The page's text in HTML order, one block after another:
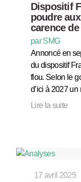
Dispositif
poudre
carence
par SMG
Annoncé en
du dispositif
flou. Selon le
d’ici à 2027
Lire la suite
17 avril 2025